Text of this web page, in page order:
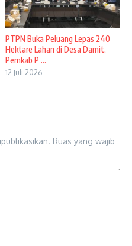
PTPN Buka Peluang Lepas 240
Hektare Lahan di Desa Damit,
Pemkab P ...
12 Juli 2026
Ruas yang wajib